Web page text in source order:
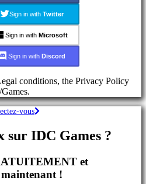
Sign in with Twitter
Sign in with Microsoft
Sign in with Discord
conditions, the Privacy Policy
vous
sur IDC Games ?
et
maintenant !